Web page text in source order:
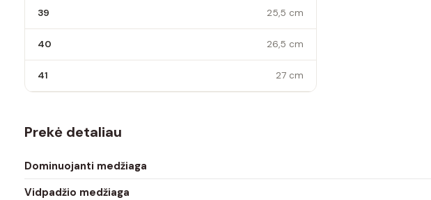
39 25,5 cm
40 26,5 cm
41 27 cm
Prekė detaliau
Dominuojanti medžiaga
Vidpadžio medžiaga